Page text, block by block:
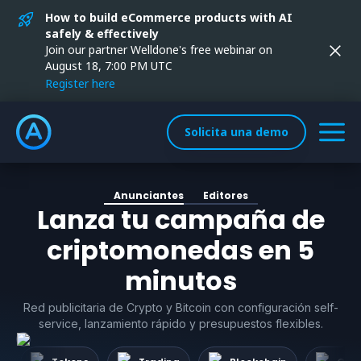
How to build eCommerce products with AI
safely & effectively
Join our partner Welldone's free webinar on
August 18, 7:00 PM UTC
Register here
Solicita una demo
Anunciantes Editores
Lanza tu campaña de
criptomonedas en 5
minutos
Red publicitaria de Crypto y Bitcoin con configuración self-
service, lanzamiento rápido y presupuestos flexibles.